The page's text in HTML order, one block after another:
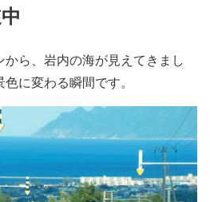
ら、岩内の海が見えてきまし
に変わる瞬間です。